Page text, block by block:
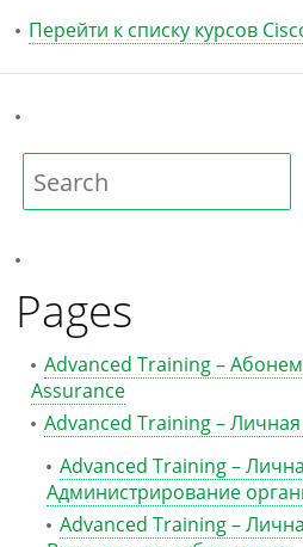
Перейти к списку курсов
Pages
Advanced Training –
Assurance
Advanced Training – Личная
Advanced Training –
Администрирование
Advanced Training –